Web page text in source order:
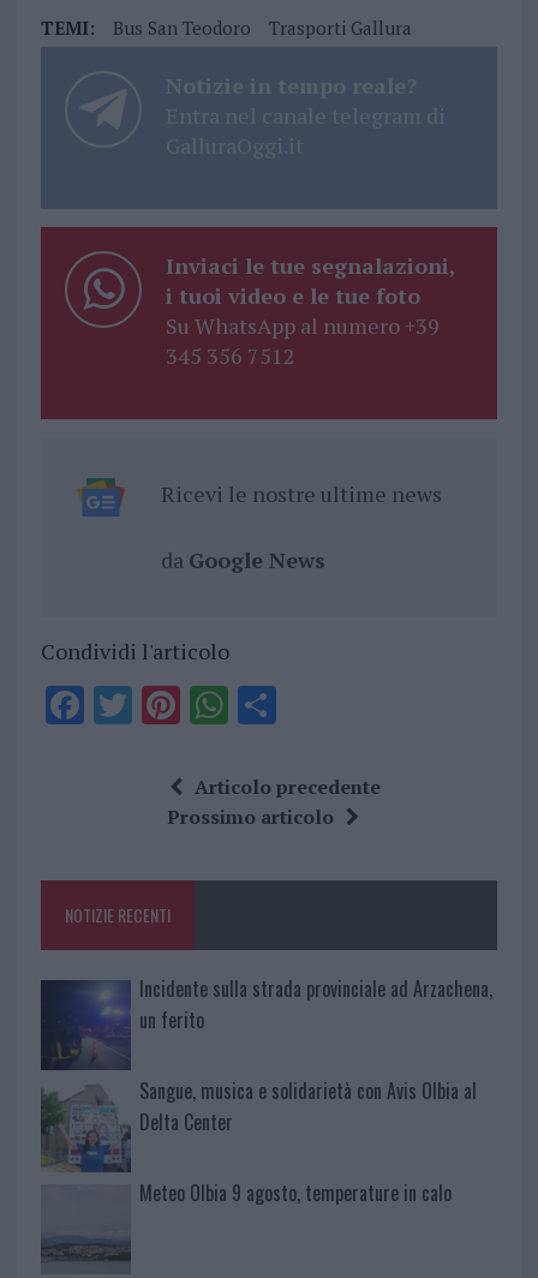
TEMI: Bus San Teodoro Trasporti Gallura
Notizie in tempo reale?
Entra nel canale telegram di
GalluraOggi.it
Inviaci le tue segnalazioni,
i tuoi video e le tue foto
Su WhatsApp al numero +39
345 356 7512
Ricevi le nostre ultime news
da Google News
Condividi l'articolo
F
o
k
T Pi
te
re
W
at
s
p
S
a
re
Articolo precedente
Prossimo articolo
NOTIZIE RECENTI
Incidente sulla strada provinciale ad Arzachena,
un ferito
Sangue, musica e solidarietà con Avis Olbia al
Delta Center
Meteo Olbia 9 agosto, temperature in calo